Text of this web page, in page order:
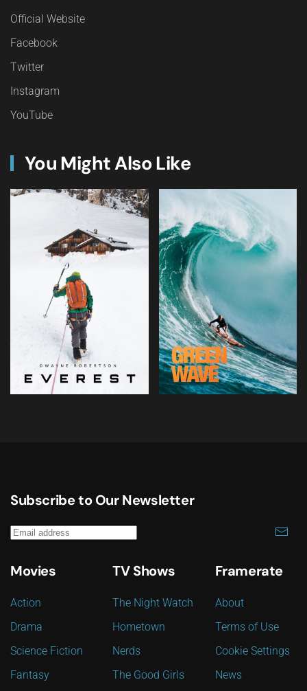
Official Website
Facebook
Twitter
Instagram
YouTube
You Might Also Like
Subscribe to Our Newsletter
Movies
Action
Drama
Science Fiction
Fantasy
TV Shows
The Night Watch
Hometown
Nerds
The Good Girls
Framerate
About
Terms of Use
Cookie Settings
News